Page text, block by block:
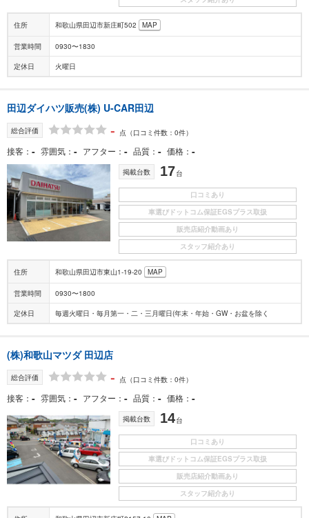
住所 和歌山県田辺市新庄町502 MAP
営業時間 0930〜1830
定休日 火曜日
田辺ダイハツ販売(株) U-CAR田辺
総合評価 - 点 （口コミ件数：0件）
接客 - 雰囲気 - アフター - 品質 - 価格 -
掲載台数 17台
口コミあり
車選びドットコム保証EGSプラス取扱
販売店紹介動画あり
スタッフ紹介あり
住所 和歌山県田辺市東山1-19-20 MAP
営業時間 0930〜1800
定休日 毎週火曜日・毎月第一・二・三月曜日(年末・年始・GW・お盆を除く
(株)和歌山マツダ 田辺店
総合評価 - 点 （口コミ件数：0件）
接客 - 雰囲気 - アフター - 品質 - 価格 -
掲載台数 14台
口コミあり
車選びドットコム保証EGSプラス取扱
販売店紹介動画あり
スタッフ紹介あり